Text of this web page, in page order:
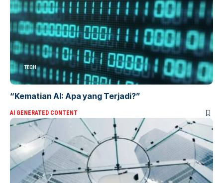
TECH
“Kematian AI: Apa yang Terjadi?”
AI GENERATED CONTENT